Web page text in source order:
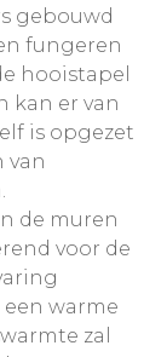
gebouwd
fungeren
hooistapel
kan er van
is opgezet
van
de muren
voor de
warme
zal